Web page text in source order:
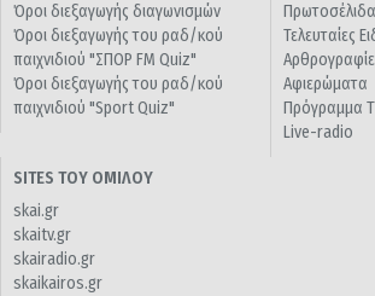
Όροι διεξαγωγής διαγωνισμών
Όροι διεξαγωγής του ραδ/κού
παιχνιδιού "ΣΠΟΡ FM Quiz"
Όροι διεξαγωγής του ραδ/κού
παιχνιδιού "Sport Quiz"
Πρωτοσέλιδα
Τελευταίες
Αφιερώματα
Πρόγραμμα
Live-radio
SITES ΤΟΥ ΟΜΙΛΟΥ
skai.gr
skaitv.gr
skairadio.gr
skaikairos.gr